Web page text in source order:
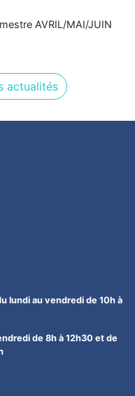
AVRIL/MAI/JUIN
actualités
lundi au vendredi de 10h à
de 8h à 12h30 et de